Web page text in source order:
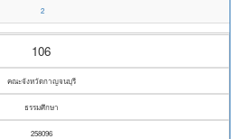
2
106
คณะจังหวัดกาญจนบุรี
ธรรมศึกษา
258096